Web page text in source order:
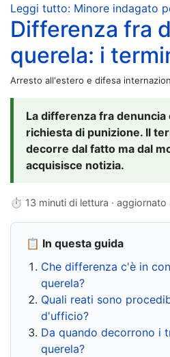
Leggi tutto: Minore indagato
Differenza fra
querela: i
Arresto all'estero e difesa
La differenza fra denuncia
richiesta di punizione. Il
decorre dal fatto ma dal
acquisisce notizia.
⏱ 13 minuti di lettura · aggiornato
📋 In questa guida
Che differenza c'è in
querela?
Quali reati sono
d'ufficio?
Da quando decorrono i
querela?